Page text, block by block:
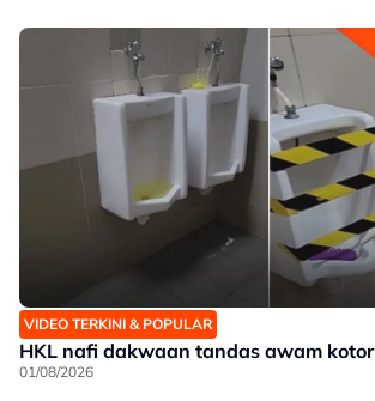
VIDEO TERKINI & POPULAR
HKL nafi dakwaan tandas awam kotor
01/08/2026